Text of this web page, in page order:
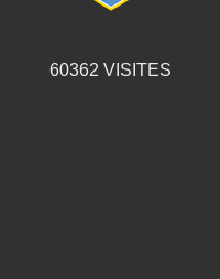
60362 VISITES